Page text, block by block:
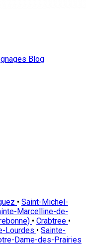
Blog
• Saint-Michel-
Marcelline-de-
• Crabtree •
Lourdes • Sainte-
Dame-des-Prairies